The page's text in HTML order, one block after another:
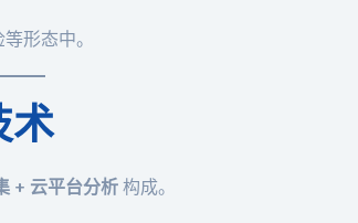
形态中。
术
+ 云平台分析构成。